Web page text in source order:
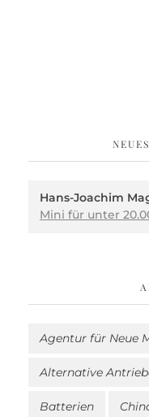
Hans-Joachim
Mini für unter
Agentur für Neue
Alternative
Batterien